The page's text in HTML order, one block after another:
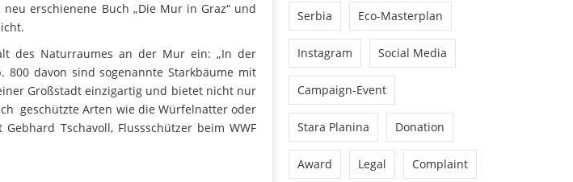
erschienene Buch „Die Mur in Graz“ und
des Naturraumes an der Mur ein: „In der
800 davon sind sogenannte Starkbäume mit
Großstadt einzigartig und bietet nicht nur
geschützte Arten wie die Würfelnatter oder
Tschavoll, Flussschützer beim WWF
Serbia Eco-Masterplan
Instagram Social Media
Campaign-Event
Stara Planina Donation
Award Legal Complaint